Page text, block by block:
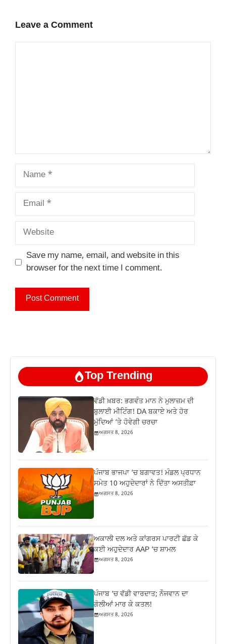
Leave a Comment
Name
Email
Website
Save my name, email, and website in this
browser for the next time I comment.
Top Trending
ਵੱਡੀ ਖ਼ਬਰ: ਭਗਵੰਤ ਮਾਨ ਨੇ ਮੁਲਾਜ਼ਮ ਦੀ
ਬੁਲਾਈ ਮੀਟਿੰਗ! DA ਬਕਾਏ ਅਤੇ ਹੋਰ
ਮੁੱਦਿਆਂ ‘ਤੇ ਹੋਵੇਗੀ ਚਰਚਾ
ਅਗਸਤ 8, 2026
ਪੰਜਾਬ ਭਾਜਪਾ ‘ਚ ਬਗਾਵਤ! ਮੰਡਲ ਪ੍ਰਧਾਨ
ਸਮੇਤ 10 ਅਹੁਦੇਦਾਰਾਂ ਨੇ ਦਿੱਤਾ ਅਸਤੀਫ਼ਾ
ਅਗਸਤ 8, 2026
ਅਕਾਲੀ ਦਲ ਅਤੇ ਕਾਂਗਰਸ ਪਾਰਟੀ ਛੱਡ ਕੇ
ਕਈ ਅਹੁਦੇਦਾਰ AAP ‘ਚ ਸ਼ਾਮਲ
ਅਗਸਤ 8, 2026
ਪੰਜਾਬ ‘ਚ ਵੱਡੀ ਵਾਰਦਾਤ; ਨੌਜਵਾਨ ਦਾ
ਗੋਲੀਆਂ ਮਾਰ ਕੇ ਕਤਲ!
ਅਗਸਤ 8, 2026